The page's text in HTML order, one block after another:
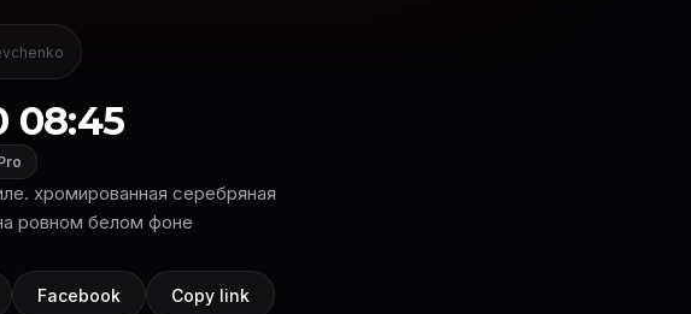
08:45
хромированная серебряная
ровном белом фоне
Facebook Copy link